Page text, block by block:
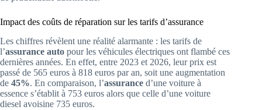
Impact des coûts de réparation sur les tarifs d’assurance
Les chiffres révèlent une réalité alarmante : les tarifs de
l’assurance auto pour les véhicules électriques ont flambé ces
dernières années. En effet, entre 2023 et 2026, leur prix est
passé de 565 euros à 818 euros par an, soit une augmentation
de 45%. En comparaison, l’assurance d’une voiture à
essence s’établit à 753 euros alors que celle d’une voiture
diesel avoisine 735 euros.